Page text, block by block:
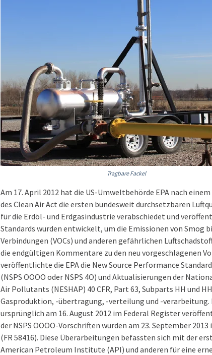
Tragbare Fackel
Am 17. April 2012 hat die US-Umweltbehörde EPA nach
des Clean Air Act die ersten bundesweit durchsetzbaren
für die Erdöl- und Erdgasindustrie verabschiedet und
Standards wurden entwickelt, um die Emissionen von Smog
Verbindungen (VOCs) und anderen gefährlichen
die endgültigen Kommentare zu den neu vorgeschlagenen
veröffentlichte die EPA die New Source Performance
(NSPS OOOO oder NSPS 4O) und Aktualisierungen der
Air Pollutants (NESHAP) 40 CFR, Part 63, Subparts HH und
Gasproduktion, -übertragung, -verteilung und -verarbeitung.
ursprünglich am 16. August 2012 im Federal Register
der NSPS OOOO-Vorschriften wurden am 23. September
(FR 58416). Diese Überarbeitungen befassten sich mit der
American Petroleum Institute (API) und anderen für eine